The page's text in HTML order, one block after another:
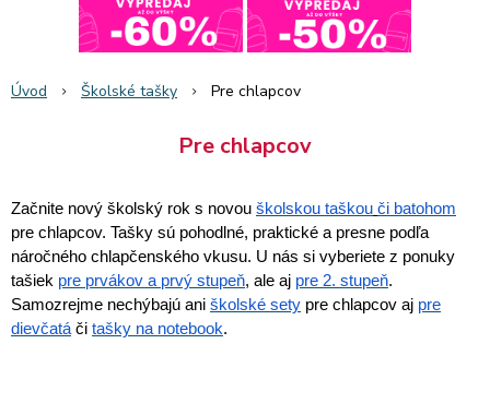
Úvod Školské tašky Pre chlapcov
Pre chlapcov
Začnite nový školský rok s novou školskou taškou či batohom
pre chlapcov. Tašky sú pohodlné, praktické a presne podľa
náročného chlapčenského vkusu. U nás si vyberiete z ponuky
tašiek pre prvákov a prvý stupeň, ale aj pre 2. stupeň.
Samozrejme nechýbajú ani školské sety pre chlapcov aj pre
dievčatá či tašky na notebook.